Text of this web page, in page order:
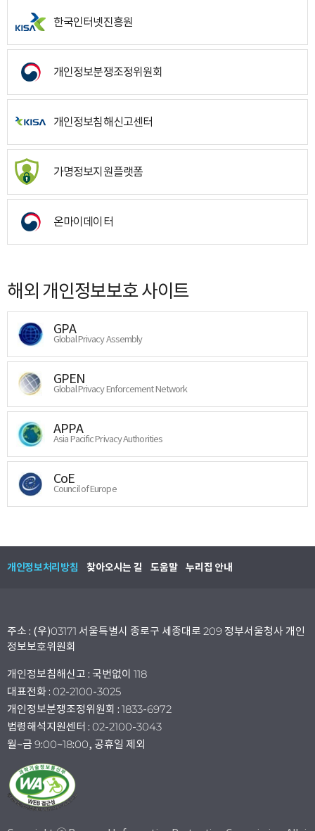
한국인터넷진흥원
개인정보분쟁조정위원회
개인정보침해신고센터
가명정보지원플랫폼
온마이데이터
해외 개인정보보호 사이트
GPA
Global Privacy Assembly
GPEN
Global Privacy Enforcement Network
APPA
Asia Pacific Privacy Authorities
CoE
Council of Europe
개인정보처리방침 찾아오시는 길 도움말 누리집 안내
주소 : (우)03171 서울특별시 종로구 세종대로 209 정부서울청사 개인
정보보호위원회
개인정보침해신고 : 국번없이 118
대표전화 : 02-2100-3025
개인정보분쟁조정위원회 : 1833-6972
법령해석지원센터 : 02-2100-3043
월~금 9:00~18:00, 공휴일 제외